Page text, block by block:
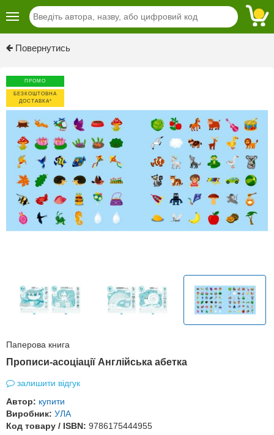
Повернутись
ПРОМО
БЕЗКОШТОВНА
ДОСТАВКА*
Паперова книга
Прописи-асоціації Англійська абетка
залишити відгук
Автор: купити
Виробник: УЛА
Код товару / ISBN: 9786175444955